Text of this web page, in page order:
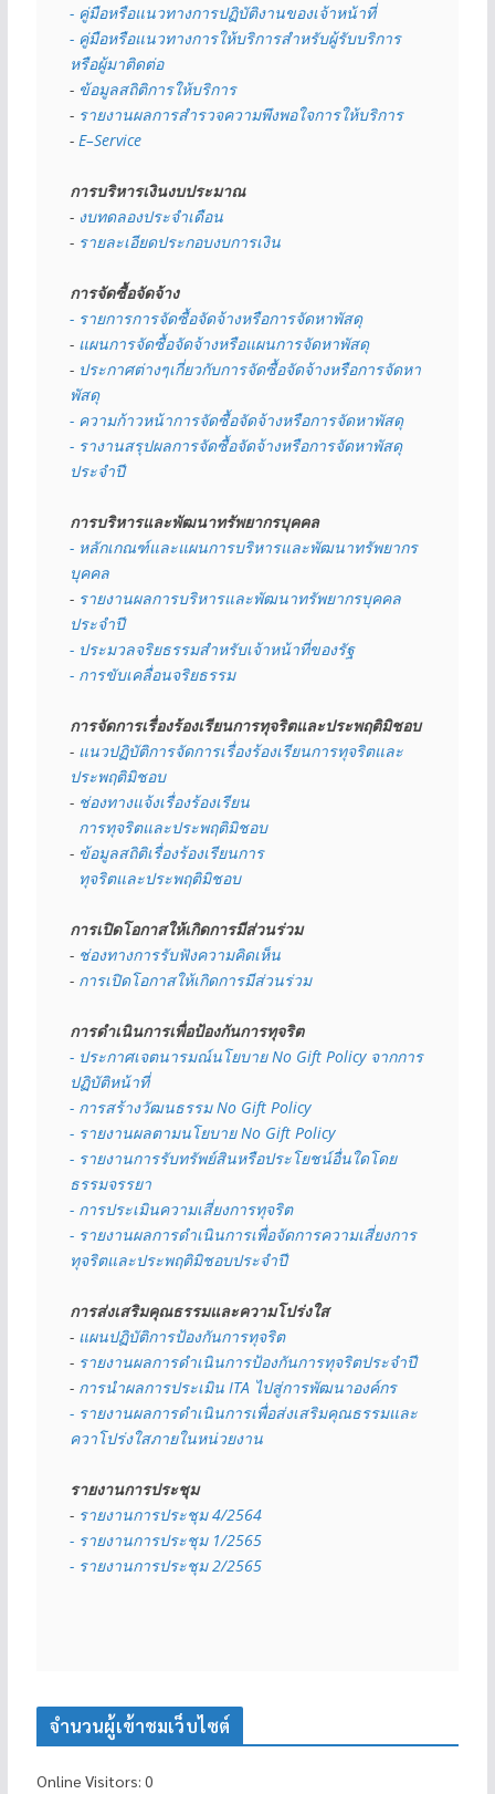
- คู่มือหรือแนวทางการปฏิบัติงานของเจ้าหน้าที่
- คู่มือหรือแนวทางการให้บริการสำหรับผู้รับบริการ
หรือผู้มาติดต่อ
- ข้อมูลสถิติการให้บริการ
- รายงานผลการสำรวจความพึงพอใจการให้บริการ
- E–Service
การบริหารเงินงบประมาณ
- งบทดลองประจำเดือน
- รายละเอียดประกอบงบการเงิน
การจัดซื้อจัดจ้าง
- รายการการจัดซื้อจัดจ้างหรือการจัดหาพัสดุ
- แผนการจัดซื้อจัดจ้างหรือแผนการจัดหาพัสดุ
- ประกาศต่างๆเกี่ยวกับการจัดซื้อจัดจ้างหรือการจัดหา
พัสดุ
- ความก้าวหน้าการจัดซื้อจัดจ้างหรือการจัดหาพัสดุ
- รางานสรุปผลการจัดซื้อจัดจ้างหรือการจัดหาพัสดุ
ประจำปี
การบริหารและพัฒนาทรัพยากรบุคคล
- หลักเกณฑ์และแผนการบริหารและพัฒนาทรัพยากร
บุคคล
- รายงานผลการบริหารและพัฒนาทรัพยากรบุคคล
ประจำปี
- ประมวลจริยธรรมสำหรับเจ้าหน้าที่ของรัฐ
- การขับเคลื่อนจริยธรรม
การจัดการเรื่องร้องเรียนการทุจริตและประพฤติมิชอบ
- แนวปฏิบัติการจัดการเรื่องร้องเรียนการทุจริตและ
ประพฤติมิชอบ
- ช่องทางแจ้งเรื่องร้องเรียน
  การทุจริตและประพฤติมิชอบ
- ข้อมูลสถิติเรื่องร้องเรียนการ
  ทุจริตและประพฤติมิชอบ
การเปิดโอกาสให้เกิดการมีส่วนร่วม
- ช่องทางการรับฟังความคิดเห็น
- การเปิดโอกาสให้เกิดการมีส่วนร่วม
การดำเนินการเพื่อป้องกันการทุจริต
- ประกาศเจตนารมณ์นโยบาย No Gift Policy จากการ
ปฏิบัติหน้าที่
- การสร้างวัฒนธรรม No Gift Policy
- รายงานผลตามนโยบาย No Gift Policy
- รายงานการรับทรัพย์สินหรือประโยชน์อื่นใดโดย
ธรรมจรรยา
- การประเมินความเสี่ยงการทุจริต
- รายงานผลการดำเนินการเพื่อจัดการความเสี่ยงการ
ทุจริตและประพฤติมิชอบประจำปี
การส่งเสริมคุณธรรมและความโปร่งใส
- แผนปฏิบัติการป้องกันการทุจริต
- รายงานผลการดำเนินการป้องกันการทุจริตประจำปี
- การนำผลการประเมิน ITA ไปสู่การพัฒนาองค์กร
- รายงานผลการดำเนินการเพื่อส่งเสริมคุณธรรมและ
ควาโปร่งใสภายในหน่วยงาน
รายงานการประชุม
- รายงานการประชุม 4/2564
- รายงานการประชุม 1/2565
- รายงานการประชุม 2/2565
จำนวนผู้เข้าชมเว็บไซต์
Online Visitors: 0